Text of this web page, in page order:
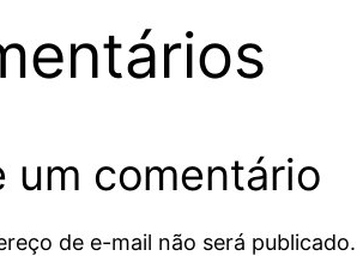
um comentário
de e-mail não será publicado.